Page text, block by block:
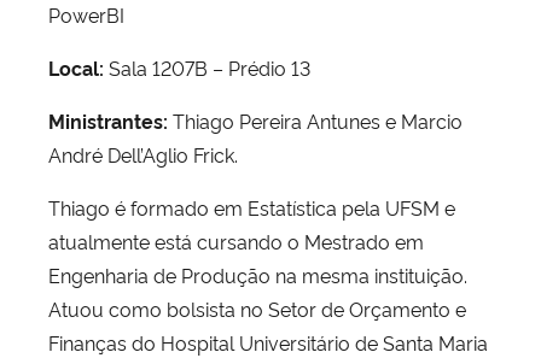
PowerBI
Local: Sala 1207B – Prédio 13
Ministrantes: Thiago Pereira Antunes e Marcio
André Dell’Aglio Frick.
Thiago é formado em Estatística pela UFSM e
atualmente está cursando o Mestrado em
Engenharia de Produção na mesma instituição.
Atuou como bolsista no Setor de Orçamento e
Finanças do Hospital Universitário de Santa Maria